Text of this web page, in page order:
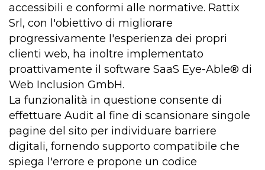
accessibili e conformi alle normative. Rattix
Srl, con l'obiettivo di migliorare
progressivamente l'esperienza dei propri
clienti web, ha inoltre implementato
proattivamente il software SaaS Eye-Able® di
Web Inclusion GmbH.
La funzionalità in questione consente di
effettuare Audit al fine di scansionare singole
pagine del sito per individuare barriere
digitali, fornendo supporto compatibile che
spiega l'errore e propone un codice